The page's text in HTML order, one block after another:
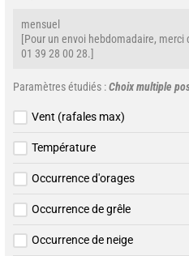
mensuel
[Pour un envoi hebdomadaire, merci
01 39 28 00 28.]
Paramètres étudiés :Choix multiple
Vent (rafales max)
Température
Occurrence d'orages
Occurrence de grêle
Occurrence de neige